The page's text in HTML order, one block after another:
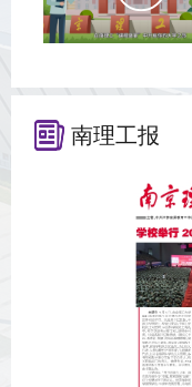
南理工报